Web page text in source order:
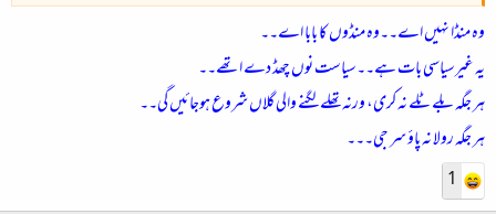
وہ منڈا نہیں اے۔۔وہ منڈوں کا بابا اے۔۔
یہ غیرسیاسی بات ہے۔۔سیاست نوں چھڈ دے اتھے۔۔
ہر جگہ بلے ٹلے نہ کری، ورنہ تھلے لگنے والی گلاں شروع ہوجائیں گی۔۔
ہر جگہ رولا نہ پاؤ سر جی۔۔۔
1